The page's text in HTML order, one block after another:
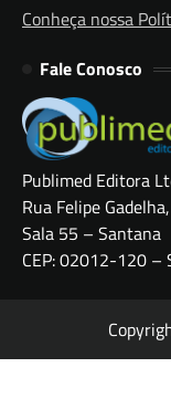
Conheça nossa
Fale Conosco
Publimed Editora
Rua Felipe
Sala 55 – Santana
CEP: 02012-120 –